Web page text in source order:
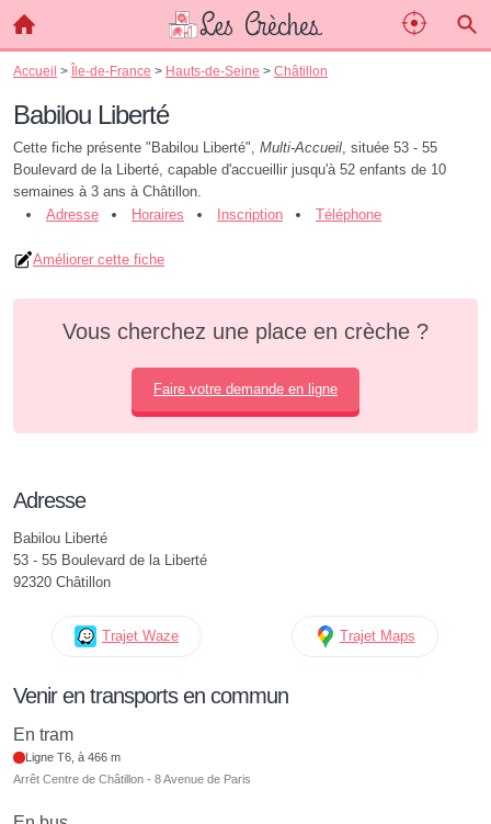
Accueil > Île-de-France > Hauts-de-Seine > Châtillon
Babilou Liberté
Cette fiche présente "Babilou Liberté", Multi-Accueil, située 53 - 55
Boulevard de la Liberté, capable d'accueillir jusqu'à 52 enfants de 10
semaines à 3 ans à Châtillon.
Adresse
Horaires Inscription Téléphone
Améliorer cette fiche
Vous cherchez une place en crèche ?
Faire votre demande en ligne
Adresse
Babilou Liberté
53 - 55 Boulevard de la Liberté
92320 Châtillon
Trajet Waze Trajet Maps
Venir en transports en commun
En tram
Ligne T6, à 466 m
Arrêt Centre de Châtillon - 8 Avenue de Paris